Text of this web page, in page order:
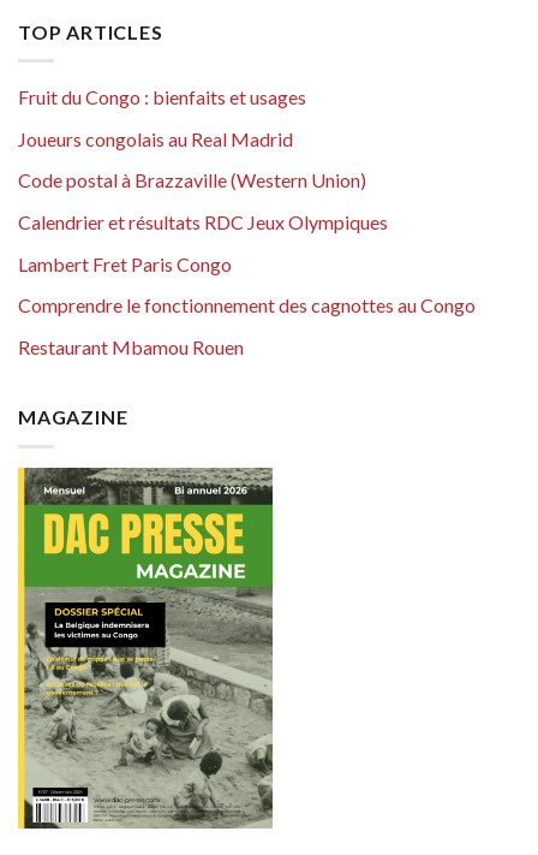
TOP ARTICLES
Fruit du Congo : bienfaits et usages
Joueurs congolais au Real Madrid
Code postal à Brazzaville (Western Union)
Calendrier et résultats RDC Jeux Olympiques
Lambert Fret Paris Congo
Comprendre le fonctionnement des cagnottes au Congo
Restaurant Mbamou Rouen
MAGAZINE